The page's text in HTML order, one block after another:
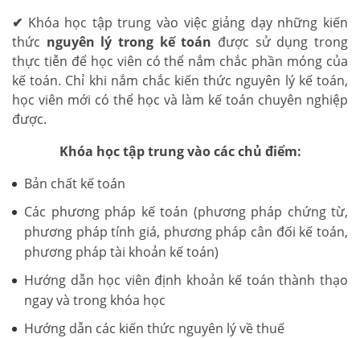
✔ Khóa học tập trung vào việc giảng dạy những kiến
thức nguyên lý trong kế toán được sử dụng trong
thực tiễn để học viên có thể nắm chắc phần móng của
kế toán. Chỉ khi nắm chắc kiến thức nguyên lý kế toán,
học viên mới có thể học và làm kế toán chuyên nghiệp
được.
Khóa học tập trung vào các chủ điểm:
Bản chất kế toán
Các phương pháp kế toán (phương pháp chứng từ,
phương pháp tính giá, phương pháp cân đối kế toán,
phương pháp tài khoản kế toán)
Hướng dẫn học viên định khoản kế toán thành thạo
ngay và trong khóa học
Hướng dẫn các kiến thức nguyên lý về thuế